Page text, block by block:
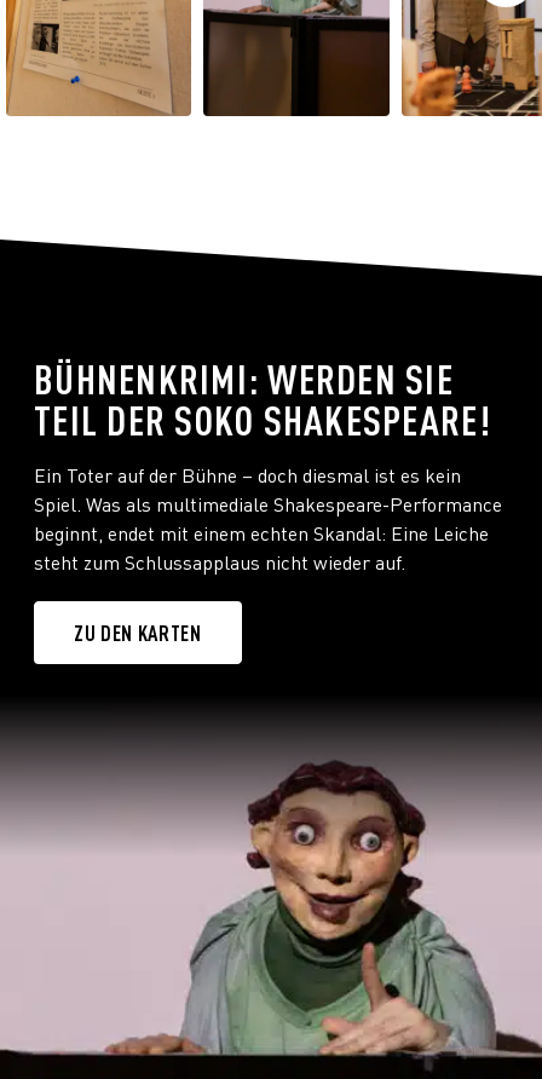
BÜHNENKRIMI: WERDEN SIE
TEIL DER SOKO SHAKESPEARE!
Ein Toter auf der Bühne – doch diesmal ist es kein
Spiel. Was als multimediale Shakespeare-Performance
beginnt, endet mit einem echten Skandal: Eine Leiche
steht zum Schlussapplaus nicht wieder auf.
ZU DEN KARTEN